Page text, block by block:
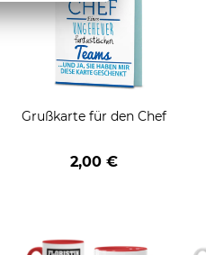
Grußkarte für den Chef
2,00 €